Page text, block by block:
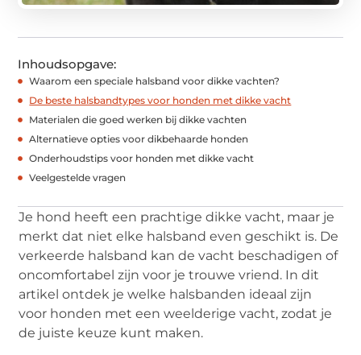
Inhoudsopgave:
Waarom een speciale halsband voor dikke vachten?
De beste halsbandtypes voor honden met dikke vacht
Materialen die goed werken bij dikke vachten
Alternatieve opties voor dikbehaarde honden
Onderhoudstips voor honden met dikke vacht
Veelgestelde vragen
Je hond heeft een prachtige dikke vacht, maar je
merkt dat niet elke halsband even geschikt is. De
verkeerde halsband kan de vacht beschadigen of
oncomfortabel zijn voor je trouwe vriend. In dit
artikel ontdek je welke halsbanden ideaal zijn
voor honden met een weelderige vacht, zodat je
de juiste keuze kunt maken.